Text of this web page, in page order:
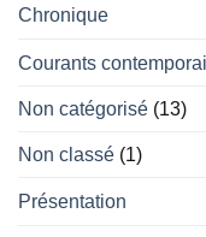
Chronique
Courants
Non catégorisé (13)
Non classé (1)
Présentation